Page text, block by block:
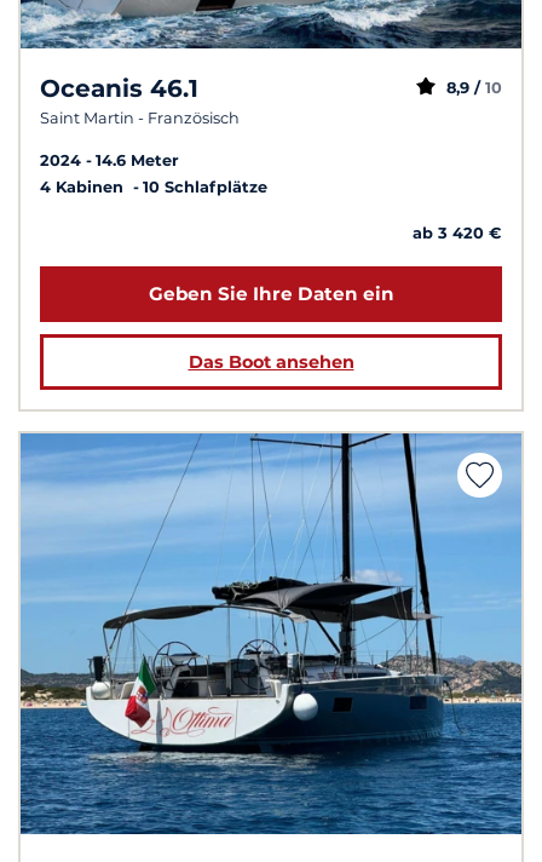
Oceanis 46.1
Saint Martin - Französisch
8,9 / 10
2024
14.6 Meter
4 Kabinen
10 Schlafplätze
ab 3 420 €
Geben Sie Ihre Daten ein
Das Boot ansehen